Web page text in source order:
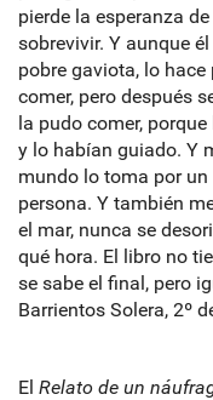
pierde la esperanza
sobrevivir. Y aunque
pobre gaviota, lo
comer, pero después
la pudo comer,
y lo habían guiado. Y
mundo lo toma por
persona. Y también
el mar, nunca se
qué hora. El libro no
se sabe el final, pero
Barrientos Solera, 2º
El Relato de un